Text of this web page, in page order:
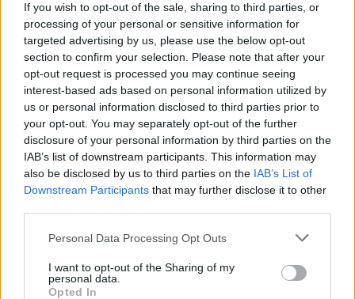
If you wish to opt-out of the sale, sharing to third parties, or
processing of your personal or sensitive information for
targeted advertising by us, please use the below opt-out
section to confirm your selection. Please note that after your
opt-out request is processed you may continue seeing
interest-based ads based on personal information utilized by
us or personal information disclosed to third parties prior to
your opt-out. You may separately opt-out of the further
disclosure of your personal information by third parties on the
IAB’s list of downstream participants. This information may
also be disclosed by us to third parties on the IAB’s List of
Downstream Participants that may further disclose it to other
Personal Data Processing Opt Outs
I want to opt-out of the Sharing of my
personal data.
Opted In
Pár éven belül
szivacsvárosokká kellene
alakítanunk a településeinket –
Podcast
PODCAST Novák Zsombor 2 perc